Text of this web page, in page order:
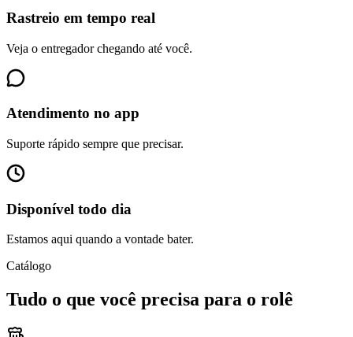
Rastreio em tempo real
Veja o entregador chegando até você.
Atendimento no app
Suporte rápido sempre que precisar.
Disponível todo dia
Estamos aqui quando a vontade bater.
Catálogo
Tudo o que você precisa para o rolê